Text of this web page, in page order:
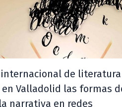
internacional de
en Valladolid las formas
narrativa en redes